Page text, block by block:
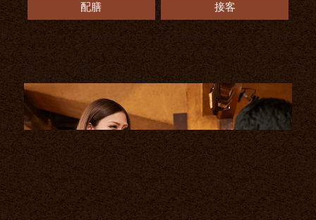
配膳 接客
先陣を切ってお客様と関わるお仕事です。配膳などで接客す
る中でお店はもちろん、自身のファンをもつくれる可能性が
ある部門です。